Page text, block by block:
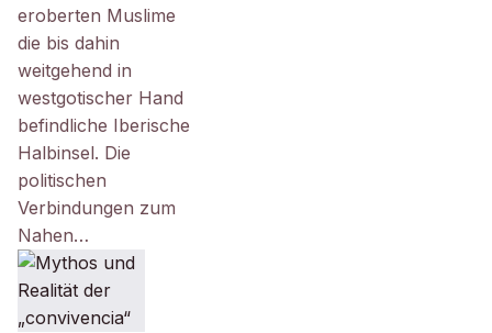
eroberten Muslime
die bis dahin
weitgehend in
westgotischer Hand
befindliche Iberische
Halbinsel. Die
politischen
Verbindungen zum
Nahen…